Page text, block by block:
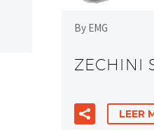
By EMG
ZECHINI
LEER